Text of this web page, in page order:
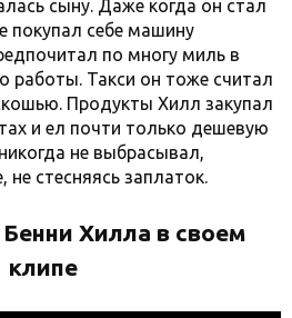
сыну. Даже когда он стал
покупал себе машину
по многу миль в
работы. Такси он тоже считал
Продукты Хилл закупал
и ел почти только дешевую
не выбрасывал,
не стесняясь заплаток.
Бенни Хилла в своем
клипе